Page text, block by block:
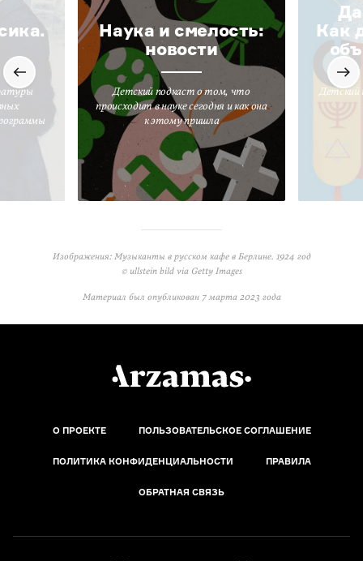
Наука и смелость:
новости
Детский подкаст о том, что
происходит в науке сегодня и как она
к этому пришла
Да
Как
Детский
Изображения: Музыканты в русском кафе в Берлине. 1924 год
© ullstein bild via Getty Images
Материал был опубликован 7 марта 2023 года
О ПРОЕКТЕ ПОЛЬЗОВАТЕЛЬСКОЕ СОГЛАШЕНИЕ
ПОЛИТИКА КОНФИДЕНЦИАЛЬНОСТИ ПРАВИЛА
ОБРАТНАЯ СВЯЗЬ